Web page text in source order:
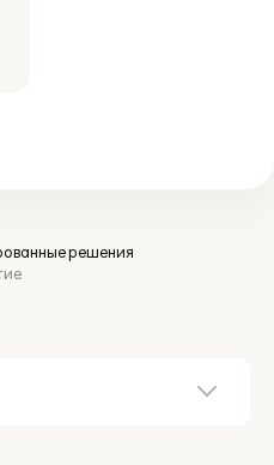
решения